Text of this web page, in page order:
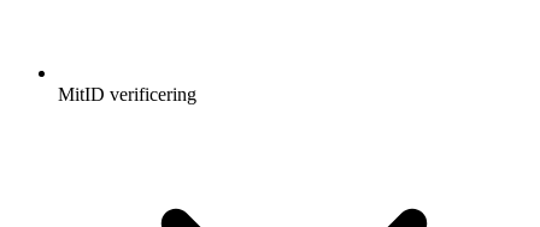
MitID verificering